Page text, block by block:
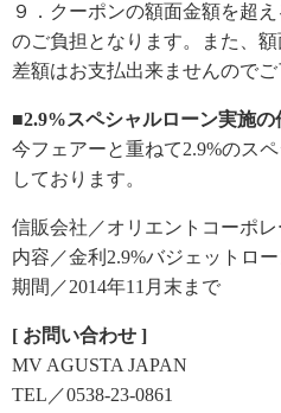
９．クーポンの額面金額を超
のご負担となります。また、
差額はお支払出来ませんのでご
■2.9%スペシャルローン実施の
今フェアーと重ねて2.9%のス
しております。
信販会社／オリエントコーポ
内容／金利2.9%バジェットロ
期間／2014年11月末まで
[ お問い合わせ ]
MV AGUSTA JAPAN
TEL／0538-23-0861